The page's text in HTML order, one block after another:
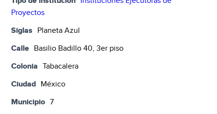
Proyectos
Siglas Planeta Azul
Calle Basilio Badillo 40, 3er piso
Colonia Tabacalera
Ciudad México
Municipio 7